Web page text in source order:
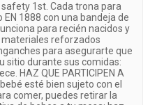
safety 1st. Cada trona para
1888 con una bandeja de
para recién nacidos y
materiales reforzados
para asegurarte que
sitio durante sus comidas:
HAZ QUE PARTICIPEN A
esté bien sujeto con el
comer, puedes retirar la